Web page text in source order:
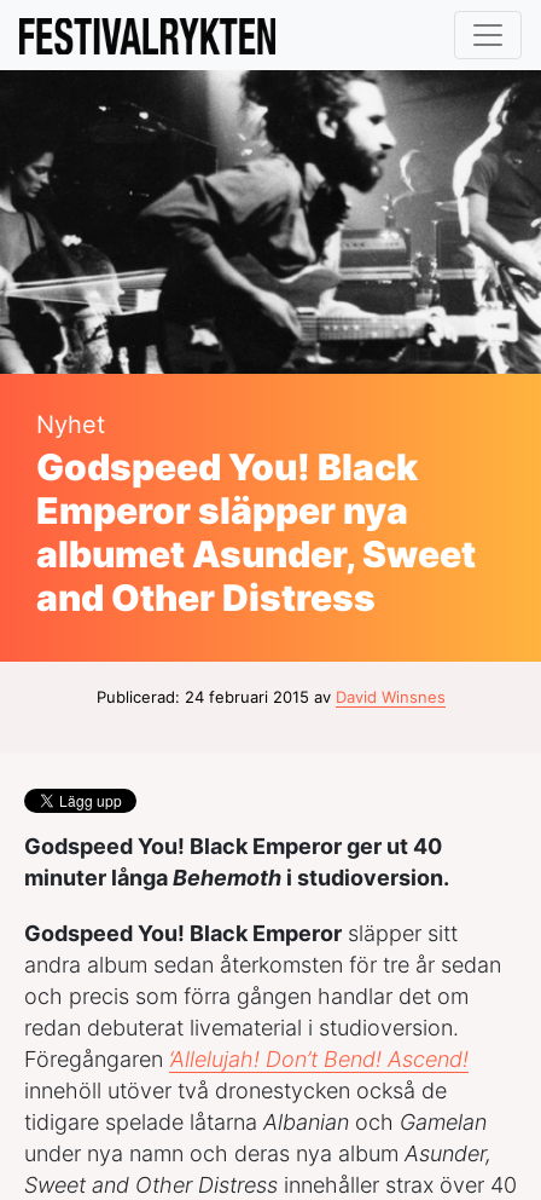
Nyhet
Godspeed You! Black
Emperor släpper nya
albumet Asunder, Sweet
and Other Distress
Publicerad: 24 februari 2015 av David Winsnes
Godspeed You! Black Emperor ger ut 40
minuter långaBehemoth i studioversion.
Godspeed You! Black Emperor släpper sitt
andra album sedan återkomsten för tre år sedan
och precis som förra gången handlar det om
redan debuterat livematerial i studioversion.
Föregångaren ‘Allelujah! Don’t Bend! Ascend!
innehöll utöver två dronestycken också de
tidigare spelade låtarna Albanian och Gamelan
under nya namn och deras nya album Asunder,
Sweet and Other Distress innehåller strax över 40